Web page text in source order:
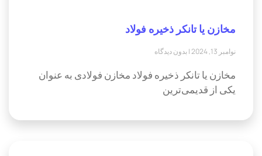
مخازن یا تانکر ذخیره فولاد
نوامبر 13, 2024 بدون دیدگاه
مخازن یا تانکر ذخیره فولاد مخازن فولادی به عنوان
یکی از قدیمی‌ترین